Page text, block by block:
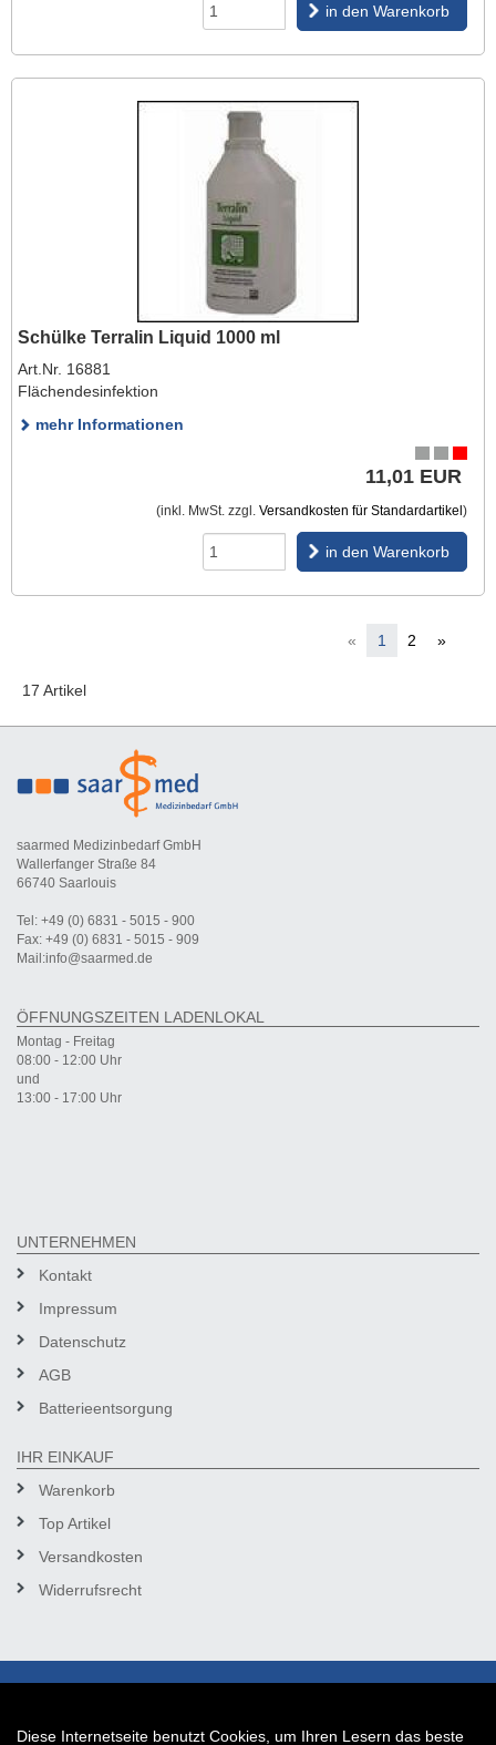
in den Warenkorb
Schülke Terralin Liquid 1000 ml
Art.Nr. 16881
Flächendesinfektion
mehr Informationen
11,01 EUR
(inkl. MwSt. zzgl. Versandkosten für Standardartikel )
in den Warenkorb
« 1 2 »
17 Artikel
saarmed Medizinbedarf GmbH
Wallerfanger Straße 84
66740 Saarlouis
Tel: +49 (0) 6831 - 5015 - 900
Fax: +49 (0) 6831 - 5015 - 909
Mail:info@saarmed.de
ÖFFNUNGSZEITEN LADENLOKAL
Montag - Freitag
08:00 - 12:00 Uhr
und
13:00 - 17:00 Uhr
UNTERNEHMEN
Kontakt
Impressum
Datenschutz
AGB
Batterieentsorgung
IHR EINKAUF
Warenkorb
Top Artikel
Versandkosten
Widerrufsrecht
Diese Internetseite benutzt Cookies, um Ihren Lesern das beste
Auftrag widerrufen